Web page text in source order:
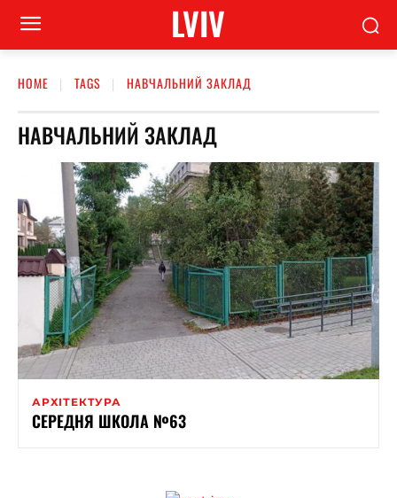
LVIV
HOME TAGS НАВЧАЛЬНИЙ ЗАКЛАД
НАВЧАЛЬНИЙ ЗАКЛАД
АРХІТЕКТУРА
СЕРЕДНЯ ШКОЛА №63